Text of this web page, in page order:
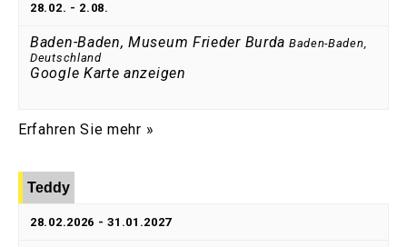
28.02. - 2.08.
Baden-Baden, Museum Frieder Burda Baden-Baden,
Deutschland
Google Karte anzeigen
Erfahren Sie mehr »
Teddy
28.02.2026 -31.01.2027